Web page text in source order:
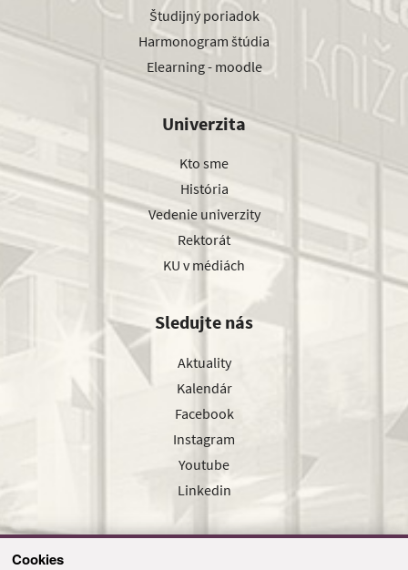
Cookies
Študijný poriadok
Harmonogram štúdia
Elearning - moodle
Univerzita
Kto sme
História
Vedenie univerzity
Rektorát
KU v médiách
Sledujte nás
Aktuality
Kalendár
Facebook
Instagram
Youtube
Linkedin